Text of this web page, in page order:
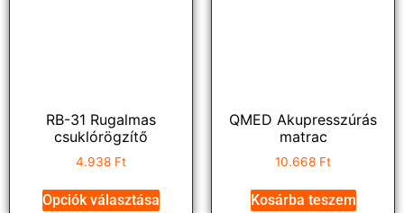
RB-31 Rugalmas
csuklórögzítő
4.938 Ft
Opciók választása
QMED Akupresszúrás
matrac
10.668 Ft
Kosárba teszem